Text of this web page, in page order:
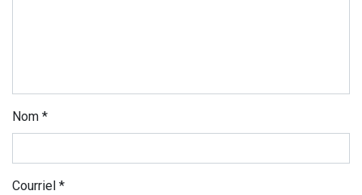
Nom *
Courriel *